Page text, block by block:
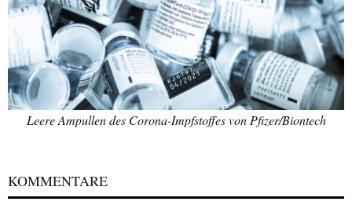
Leere Ampullen des Corona-Impfstoffes von Pfizer/Biontech
KOMMENTARE